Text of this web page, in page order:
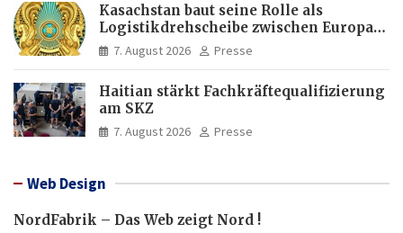
Kasachstan baut seine Rolle als
Logistikdrehscheibe zwischen Europa
und Asien aus
7. August 2026 Presse
Haitian stärkt Fachkräftequalifizierung
am SKZ
7. August 2026 Presse
Web Design
NordFabrik – Das Web zeigt Nord !